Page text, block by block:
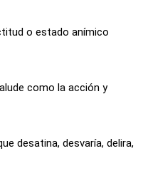
o estado anímico
como la acción y
desatina, desvaría, delira,